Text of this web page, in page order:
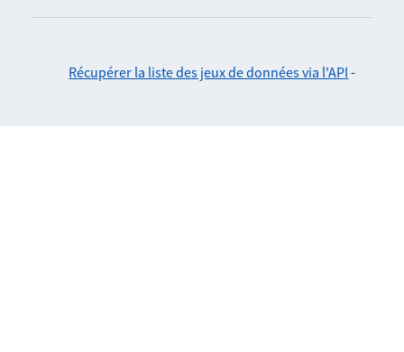
Récupérer la liste des jeux de données via l'API -